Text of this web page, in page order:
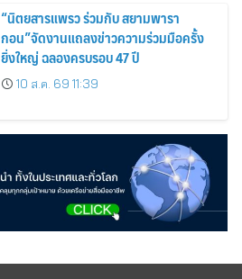
“นิตยสารแพรว ร่วมกับ สยามพารา
กอน”จัดงานแถลงข่าวความร่วมมือครั้ง
ยิ่งใหญ่ ฉลองครบรอบ 47 ปี
10 ส.ค. 69 11:39